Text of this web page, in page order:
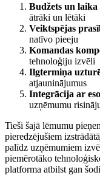
Budžets un
ātrāki un lētāki
Veiktspējas
natīvo pieeju
Komandas
tehnoloģiju izvēli
Ilgtermiņa
atjauninājumus
Integrācija ar
uzņēmumu
Tieši šajā lēmumu
pieredzējušiem
palīdz uzņēmumiem
piemērotāko
platforma atbilst gan